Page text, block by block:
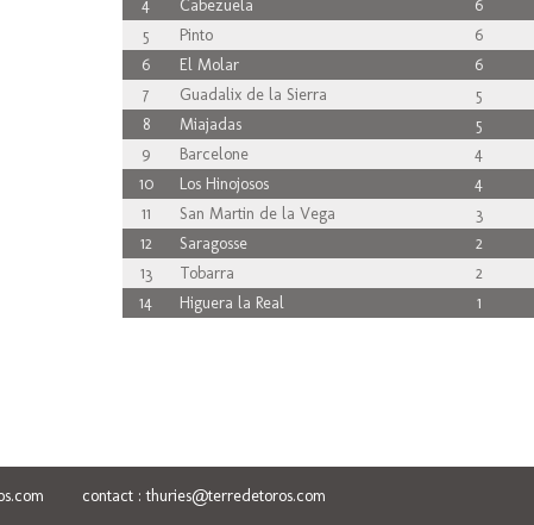
4
Cabezuela 6
5
Pinto 6
6
El Molar 6
7
Guadalix de la Sierra 5
8
Miajadas 5
9
Barcelone 4
10
Los Hinojosos 4
11
San Martin de la Vega 3
12
Saragosse 2
13
Tobarra 2
14
Higuera la Real 1
contact : thuries@terredetoros.com